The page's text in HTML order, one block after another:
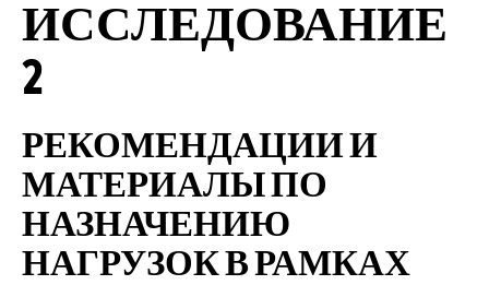
ИССЛЕДОВАНИЕ
2
РЕКОМЕНДАЦИИ И
МАТЕРИАЛЫ ПО
НАЗНАЧЕНИЮ
НАГРУЗОК В РАМКАХ